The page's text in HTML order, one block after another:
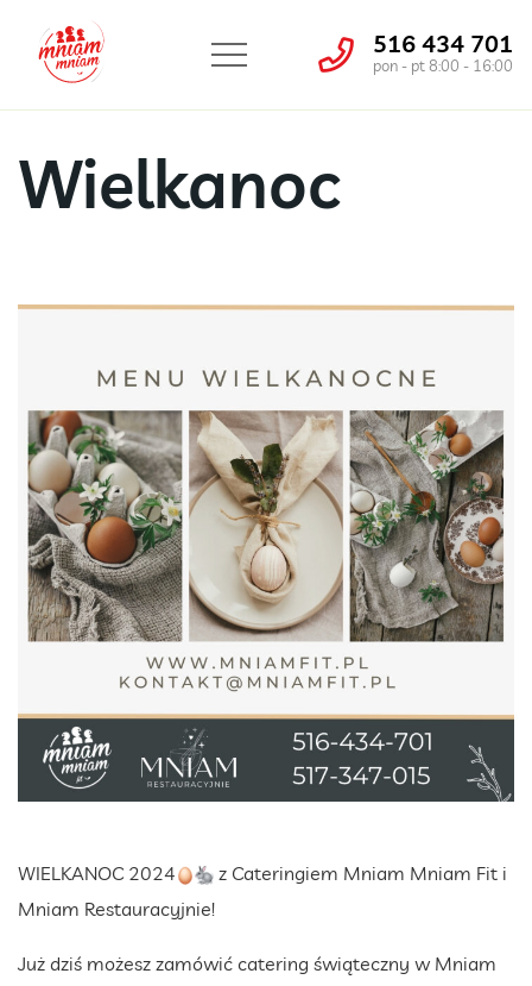
516 434 701
pon - pt 8:00 - 16:00
Wielkanoc
WIELKANOC 2024
z Cateringiem Mniam Mniam Fit i
Mniam Restauracyjnie!
Już dziś możesz zamówić catering świąteczny w Mniam